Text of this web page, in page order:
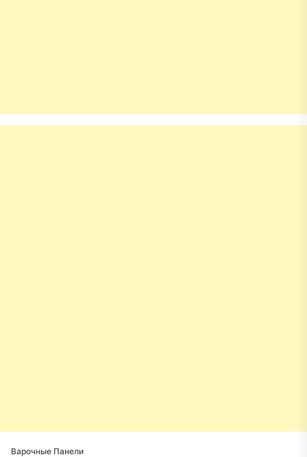
Варочные Панели